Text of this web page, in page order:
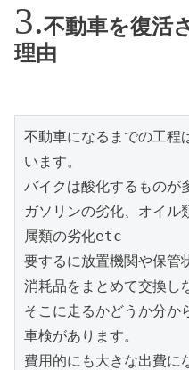
不動車を復活
理由
不動車になるまでの工程
います。
バイクは酸化するものが
ガソリンの劣化、オイル
属類の劣化etc
要するに放置機関や保管
消耗品をまとめて交換し
そこに走るかどうか分か
車検があります。
費用的にも大きな出費に